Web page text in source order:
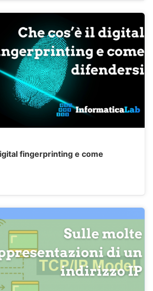
fingerprinting e come